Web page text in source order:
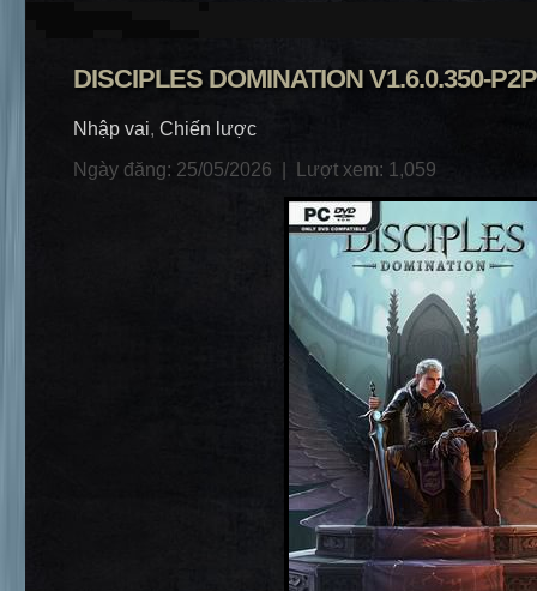
DISCIPLES DOMINATION V1.6.0.350-P2P
Nhập vai, Chiến lược
Ngày đăng: 25/05/2026 | Lượt xem: 1,059